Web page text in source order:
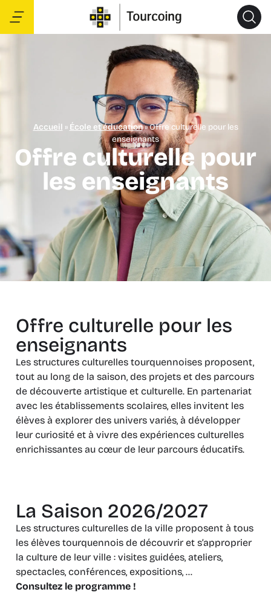
Accueil » École et éducation»Offre culturelle pour les
enseignants
Offre culturelle pour
les enseignants
Offre culturelle pour les
enseignants
Les structures culturelles tourquennoises proposent,
tout au long de la saison, des projets et des parcours
de découverte artistique et culturelle. En partenariat
avec les établissements scolaires, elles invitent les
élèves à explorer des univers variés, à développer
leur curiosité et à vivre des expériences culturelles
enrichissantes au cœur de leur parcours éducatifs.
La Saison 2026/2027
Les structures culturelles de la ville proposent à tous
les élèves tourquennois de découvrir et s’approprier
la culture de leur ville : visites guidées, ateliers,
spectacles, conférences, expositions, …
Consultez le programme !